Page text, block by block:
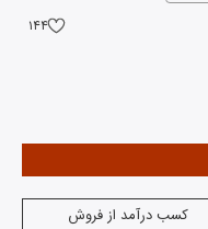
۱۴۴
کسب درآمد از فروش